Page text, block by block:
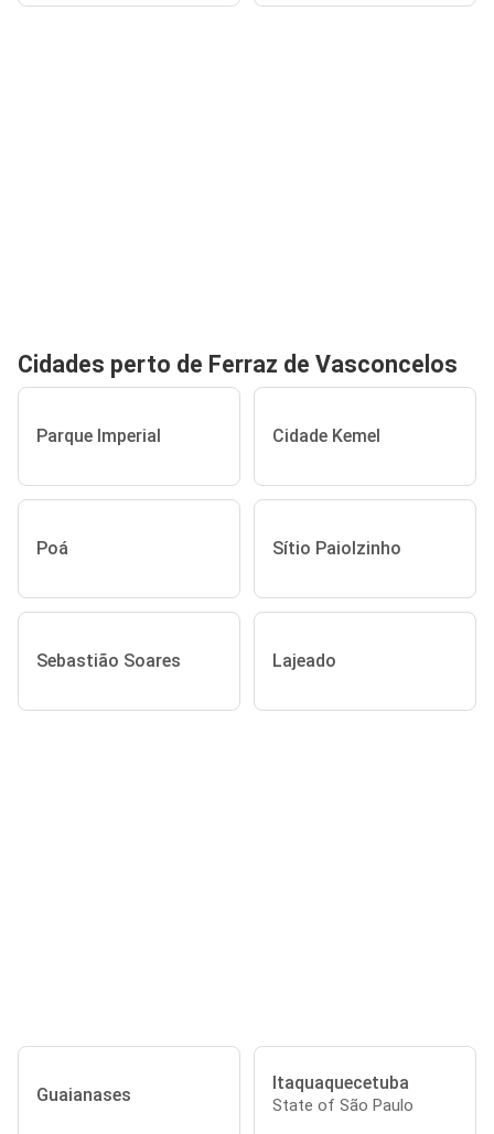
Cidades perto de Ferraz de Vasconcelos
Parque Imperial Cidade Kemel
Poá Sítio Paiolzinho
Sebastião Soares Lajeado
Guaianases
Itaquaquecetuba
State of São Paulo